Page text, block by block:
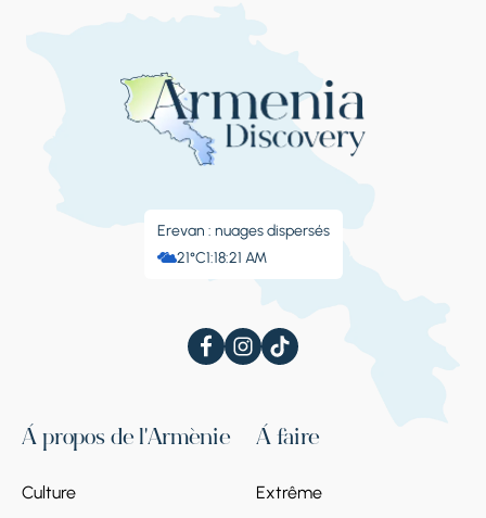
Erevan : nuages ​​dispersés
21°C1:18:22 AM
À propos de l'Arménie
Culture
À faire
Extrême